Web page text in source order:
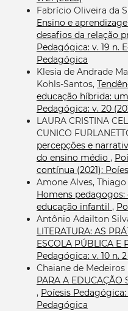
Fabrício Oliveira da
Ensino e
desafios da relação
Pedagógica: v. 19 n.
Pedagógica
Klesia de Andrade
Kohls-Santos,
educação híbrida:
Pedagógica: v. 20
LAURA CRISTINA
CUNICO
percepções e
do ensino médio ,
contínua (2021):
Amone Alves,
Homens
educação infantil ,
Antônio Adailton
LITERATURA: AS
ESCOLA PÚBLICA E
Pedagógica: v. 10 n.
Chaiane de Medeiros
PARA A EDUCAÇÃO
, Poíesis Pedagógica:
Pedagógica